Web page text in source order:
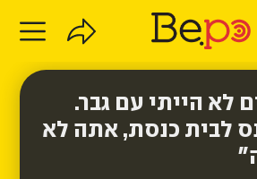
לא הייתי עם גבר.
לבית כנסת, אתה לא